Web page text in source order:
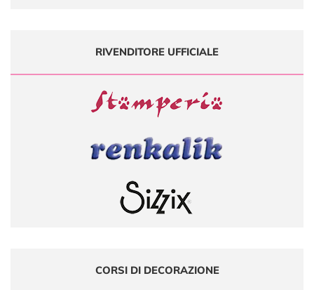
RIVENDITORE UFFICIALE
CORSI DI DECORAZIONE